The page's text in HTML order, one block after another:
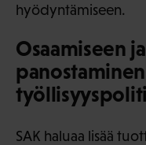
hyödyntämiseen.
Osaamiseen
SAK haluaa lisää